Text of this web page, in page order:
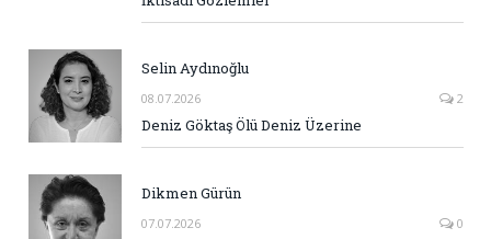
Selin Aydınoğlu
08.07.2026 2
Deniz Göktaş Ölü Deniz Üzerine
Dikmen Gürün
07.07.2026 0